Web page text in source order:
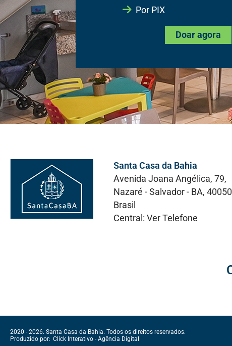
Por PIX
Doar agora
Santa Casa da Bahia
Avenida Joana Angélica, 79,
Nazaré - Salvador - BA,
Brasil
Central: Ver Telefone
2020 - 2026. Santa Casa da Bahia. Todos os direitos reservados.
Produzido por: Click Interativo - Agência Digital